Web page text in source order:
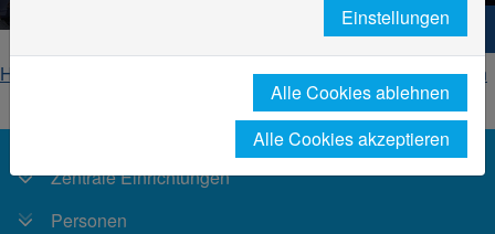
Hochschule Niederrhein. Dein Weg.
Home
Fachbereich Gesundheitswesen
Zentrale Einrichtungen
Personen
Einstellungen
Alle Cookies ablehnen
Alle Cookies akzeptieren